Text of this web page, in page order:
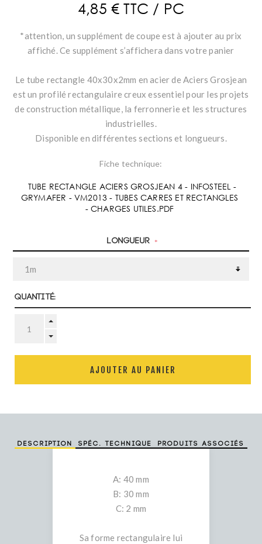
4,85 € TTC / PC
*attention, un supplément de coupe est à ajouter au prix
affiché. Ce supplément s’affichera dans votre panier
Le tube rectangle 40x30x2mm en acier de Aciers Grosjean
est un profilé rectangulaire creux essentiel pour les projets
de construction métallique, la ferronnerie et les structures
industrielles.
Disponible en différentes sections et longueurs.
Fiche technique:
TUBE RECTANGLE ACIERS GROSJEAN 4 - INFOSTEEL -
GRYMAFER - VM2013 - TUBES CARRES ET RECTANGLES
- CHARGES UTILES.PDF
Longueur *
Quantité:
AJOUTER AU PANIER
Description Spéc. technique Produits associés
A: 40 mm
B: 30 mm
C: 2 mm
Sa forme rectangulaire lui